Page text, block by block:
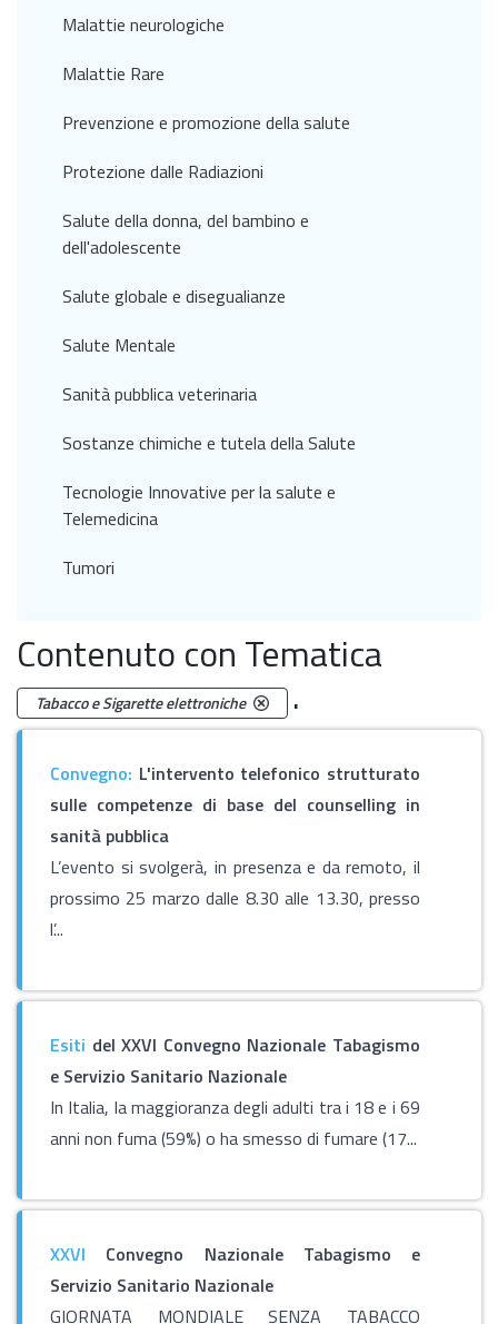
Contenuto con Tematica
Tabacco e Sigarette elettroniche .
Convegno: L'intervento telefonico strutturato
sulle competenze di base del counselling in
sanità pubblica
L’evento si svolgerà, in presenza e da remoto, il
prossimo 25 marzo dalle 8.30 alle 13.30, presso
l’...
Esiti del XXVI Convegno Nazionale Tabagismo
e Servizio Sanitario Nazionale
In Italia, la maggioranza degli adulti tra i 18 e i 69
anni non fuma (59%) o ha smesso di fumare (17...
XXVI Convegno Nazionale Tabagismo e
Servizio Sanitario Nazionale
GIORNATA MONDIALE SENZA TABACCO
Malattie neurologiche
Malattie Rare
Prevenzione e promozione della salute
Protezione dalle Radiazioni
Salute della donna, del bambino e
dell'adolescente
Salute globale e disegualianze
Salute Mentale
Sanità pubblica veterinaria
Sostanze chimiche e tutela della Salute
Tecnologie Innovative per la salute e
Telemedicina
Tumori